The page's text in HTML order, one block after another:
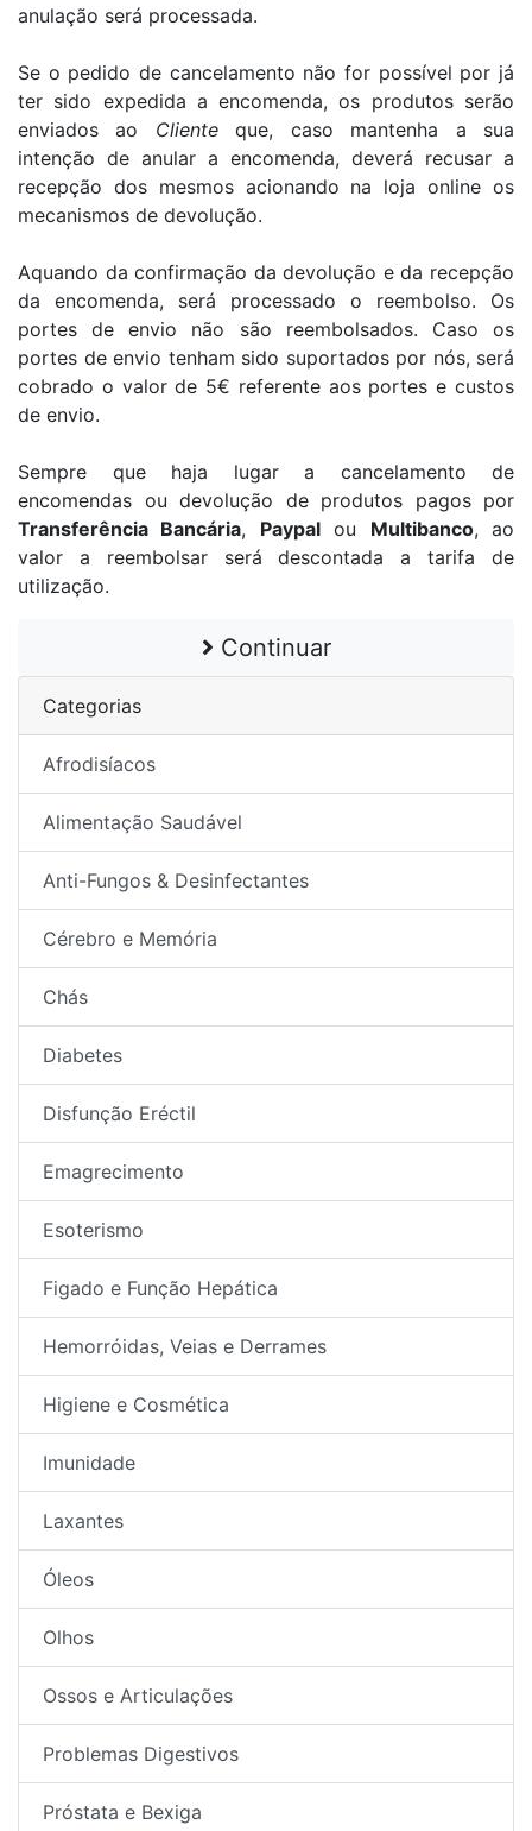
anulação será processada.
Se o pedido de cancelamento não for possível por já
ter sido expedida a encomenda, os produtos serão
enviados ao Clienteque, caso mantenha a sua
intenção de anular a encomenda, deverá recusar a
recepção dos mesmos acionando na loja online os
mecanismos de devolução.
Aquando da confirmação da devolução e da recepção
da encomenda, será processado o reembolso. Os
portes de envio não são reembolsados. Caso os
portes de envio tenham sido suportados por nós, será
cobrado o valor de 5€ referente aos portes e custos
de envio.
Sempre que haja lugar a cancelamento de
encomendas ou devolução de produtos pagos por
Transferência Bancária, Paypalou Multibanco, ao
valor a reembolsar será descontada a tarifa de
utilização.
Continuar
Categorias
Afrodisíacos
Alimentação Saudável
Anti-Fungos & Desinfectantes
Cérebro e Memória
Chás
Diabetes
Disfunção Eréctil
Emagrecimento
Esoterismo
Figado e Função Hepática
Hemorróidas, Veias e Derrames
Higiene e Cosmética
Imunidade
Laxantes
Óleos
Olhos
Ossos e Articulações
Problemas Digestivos
Próstata e Bexiga